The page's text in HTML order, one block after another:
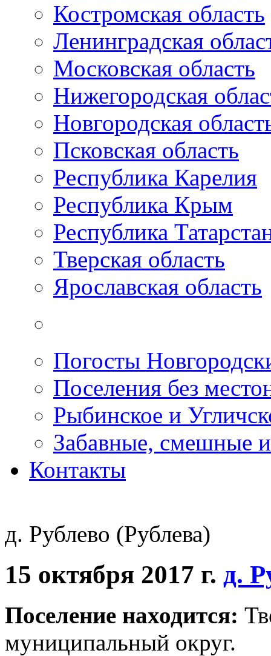
Костромская область
Ленинградская
Московская область
Нижегородская
Новгородская
Псковская область
Республика Карелия
Республика Крым
Республика
Тверская область
Ярославская область
Погосты
Поселения без
Рыбинское и
Забавные, смешные
Контакты
д. Рублево (Рублева)
15 октября 2017 г. д.
Поселение находится:
муниципальный округ.